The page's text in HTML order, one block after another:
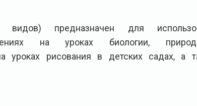
предназначен для
на уроках биологии,
уроках рисования в детских садах, а